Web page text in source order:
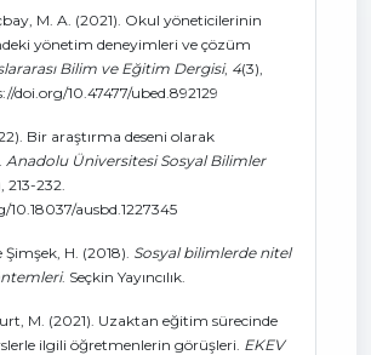
M. A. (2021). Okul yöneticilerinin
yönetim deneyimleri ve çözüm
Bilim ve Eğitim Dergisi, 4(3),
doi.org/10.47477/ubed.892129
Bir araştırma deseni olarak
Anadolu Üniversitesi Sosyal Bilimler
213-232.
10.18037/ausbd.1227345
Şimşek, H. (2018). Sosyal bilimlerde nitel
. Seçkin Yayıncılık.
M. (2021). Uzaktan eğitim sürecinde
ilgili öğretmenlerin görüşleri. EKEV